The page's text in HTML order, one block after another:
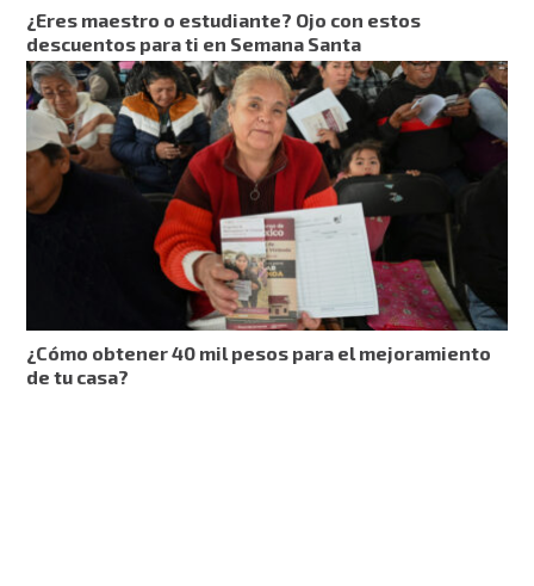
¿Eres maestro o estudiante? Ojo con estos
descuentos para ti en Semana Santa
¿Cómo obtener 40 mil pesos para el mejoramiento
de tu casa?